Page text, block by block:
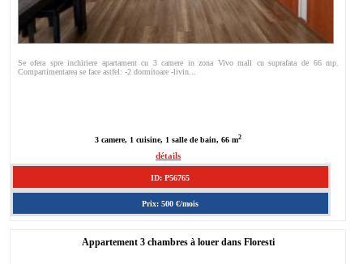
Se ofera spre inchiriere apartament cu 3 camere in zona Vivo mall cu suprafata de 66 mp.
Compartimentarea se face astfel: -2 dormitoare -livin...
3 camere, 1 cuisine, 1 salle de bain, 66 m2
détails
ID: P56765
Prix: 500 €/mois
Appartement 3 chambres à louer dans Floresti